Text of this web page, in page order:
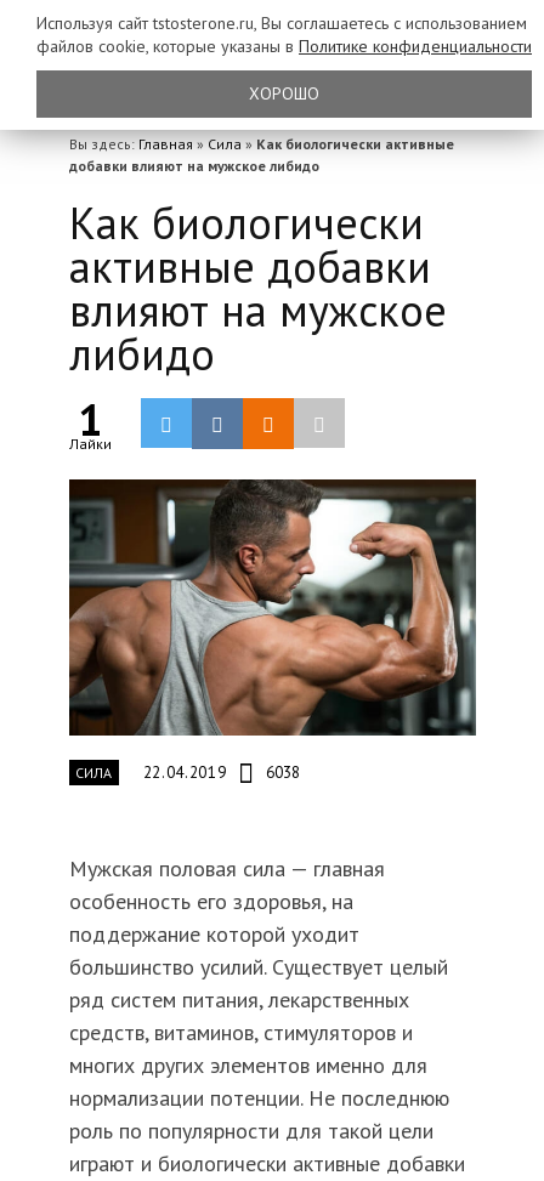
Вы здесь: Главная » Сила » Как биологически активные
добавки влияют на мужское либидо
Как биологически
активные добавки
влияют на мужское
либидо
1
Лайки
СИЛА 22.04.2019 6038
Мужская половая сила — главная
особенность его здоровья, на
поддержание которой уходит
большинство усилий. Существует целый
ряд систем питания, лекарственных
средств, витаминов, стимуляторов и
многих других элементов именно для
нормализации потенции. Не последнюю
роль по популярности для такой цели
играют и биологически активные добавки
Используя сайт tstosterone.ru, Вы соглашаетесь с использованием
файлов cookie, которые указаны в Политике конфиденциальности
ХОРОШО